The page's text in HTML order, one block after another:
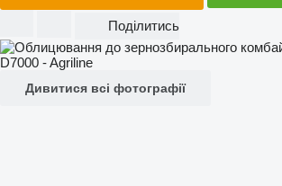
Поділитись
Дивитися всі фотографії